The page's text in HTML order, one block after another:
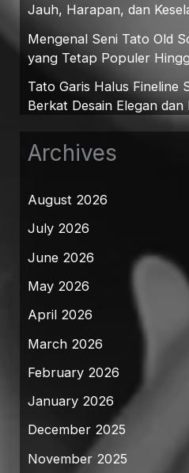
Jauh, Harapan, dan
Mengenal Seni Tato Old
yang Tetap Populer
Tato Garis Halus Fineline
Berkat Desain Elegan dan
Archives
August 2026
July 2026
June 2026
May 2026
April 2026
March 2026
February 2026
January 2026
December 2025
November 2025